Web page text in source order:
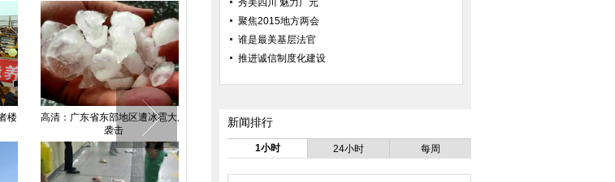
四川南充一中教学楼突发大火
男女冒雨相亲 搭配衔杯传水增感
情
秀美四川 魅力广元
聚焦2015地方两会
谁是最美基层法官
推进诚信制度化建设
新闻排行
1小时 24小时 每周